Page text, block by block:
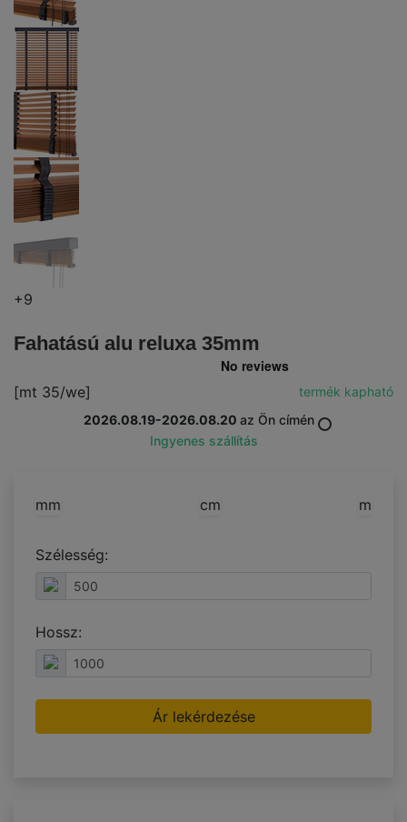
+9
Fahatású alu reluxa 35mm
[mt 35/we]
termék kapható
2026.08.19-2026.08.20 az Ön címén
Ingyenes szállítás
mm cm m
Szélesség:
Hossz:
Ár lekérdezése